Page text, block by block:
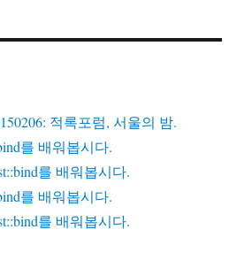
적록포럼, 서울의 밤.
를 배워봅시다.
를 배워봅시다.
를 배워봅시다.
를 배워봅시다.